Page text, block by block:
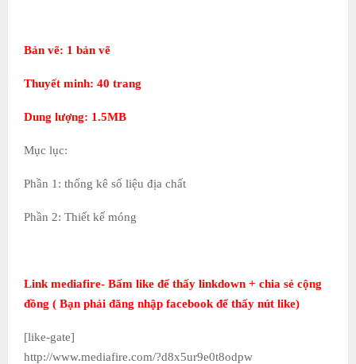
Bản vẽ: 1 bản vẽ
Thuyết minh: 40 trang
Dung lượng: 1.5MB
Mục lục:
Phần 1: thống kê số liệu địa chất
Phần 2: Thiết kế móng
Link mediafire- Bấm like để thấy linkdown + chia sẻ cộng
đồng ( Bạn phải đăng nhập facebook để thấy nút like)
[like-gate]
http://www.mediafire.com/?d8x5ur9e0t8odpw